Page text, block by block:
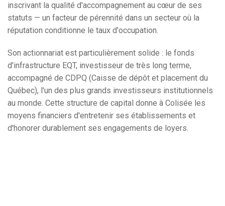
inscrivant la qualité d'accompagnement au cœur de ses
statuts — un facteur de pérennité dans un secteur où la
réputation conditionne le taux d'occupation.
Son actionnariat est particulièrement solide : le fonds
d'infrastructure EQT, investisseur de très long terme,
accompagné de CDPQ (Caisse de dépôt et placement du
Québec), l'un des plus grands investisseurs institutionnels
au monde. Cette structure de capital donne à Colisée les
moyens financiers d'entretenir ses établissements et
d'honorer durablement ses engagements de loyers.